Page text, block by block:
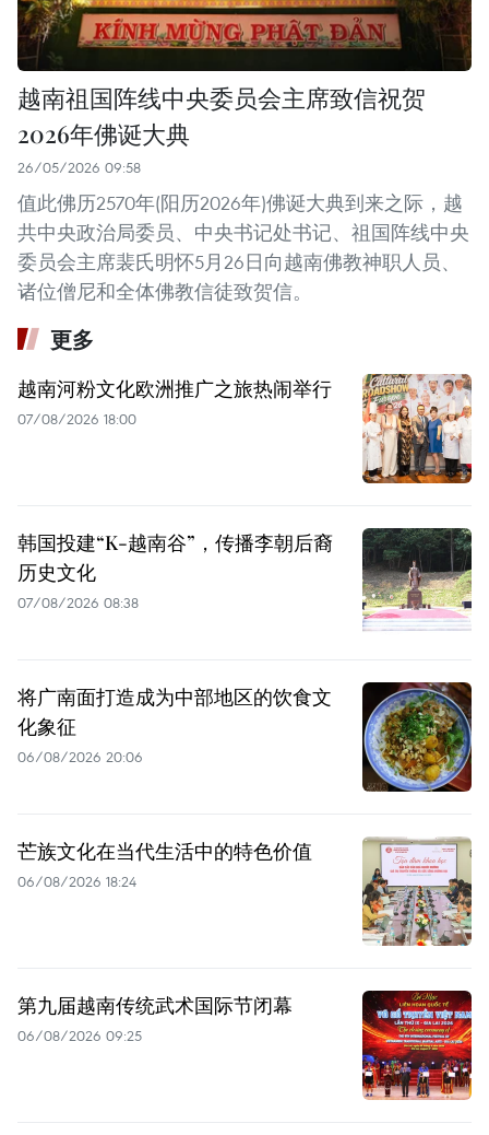
越南祖国阵线中央委员会主席致信祝贺
2026年佛诞大典
26/05/2026 09:58
值此佛历2570年(阳历2026年)佛诞大典到来之际，越
共中央政治局委员、中央书记处书记、祖国阵线中央
委员会主席裴氏明怀5月26日向越南佛教神职人员、
诸位僧尼和全体佛教信徒致贺信。
更多
越南河粉文化欧洲推广之旅热闹举行
07/08/2026 18:00
韩国投建“K-越南谷”，传播李朝后裔
历史文化
07/08/2026 08:38
将广南面打造成为中部地区的饮食文
化象征
06/08/2026 20:06
芒族文化在当代生活中的特色价值
06/08/2026 18:24
第九届越南传统武术国际节闭幕
06/08/2026 09:25